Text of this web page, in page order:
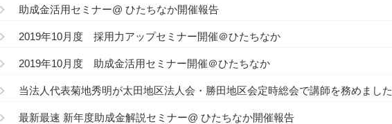
助成金活用セミナー@ ひたちなか開催報告
2019年10月度 採用力アップセミナー開催＠ひたちなか
2019年10月度 助成金活用セミナー開催＠ひたちなか
当法人代表菊地秀明が太田地区法人会・勝田地区会定時総会で講師を務めました
最新最速 新年度助成金解説セミナー@ ひたちなか開催報告